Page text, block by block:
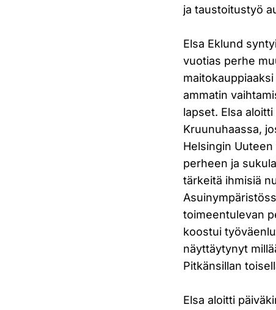
ja taustoitustyö
Elsa Eklund
vuotias perhe
ammatin
lapset. Elsa
Kruunuhaassa,
Helsingin
perheen ja
tärkeitä ihmisiä
toimeentulevan
koostui
näyttäytynyt
Pitkänsillan
Elsa aloitti